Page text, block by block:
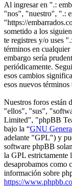
Al ingresar en ".:
"nos", "nuestro", ".:
"https://
sometido a los
te registres y/o uses
términos en
embargo sería
periódicamente.
esos cambios
esos nuevos
Nuestros foros están
"ellos", "sus",
Limited", "phpBB
bajo la “GNU
adelante "GPL") y
software phpBB
la GPL estrictamente
desaprobamos como
información sobre
https://